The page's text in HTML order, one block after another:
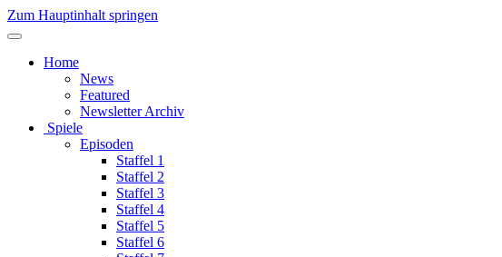
Zum Hauptinhalt springen
Home
News
Featured
Newsletter Archiv
Spiele
Episoden
Staffel 1
Staffel 2
Staffel 3
Staffel 4
Staffel 5
Staffel 6